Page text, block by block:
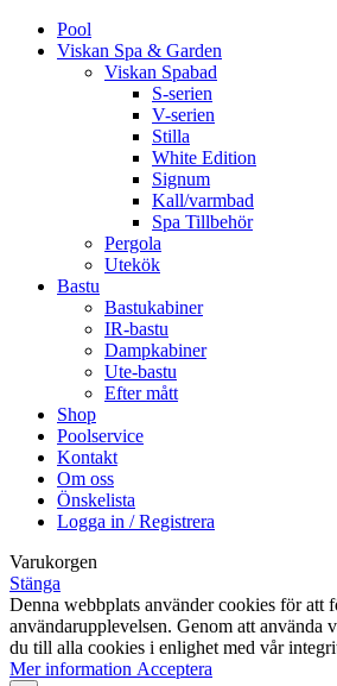
Pool
Viskan Spa & Garden
Viskan Spabad
S-serien
V-serien
Stilla
White Edition
Signum
Kall/varmbad
Spa Tillbehör
Pergola
Utekök
Bastu
Bastukabiner
IR-bastu
Dampkabiner
Ute-bastu
Efter mått
Shop
Poolservice
Kontakt
Om oss
Önskelista
Logga in / Registrera
Varukorgen
Stänga
Denna webbplats använder cookies för att
användarupplevelsen. Genom att använda
du till alla cookies i enlighet med vår
Mer information Mer
Acceptera